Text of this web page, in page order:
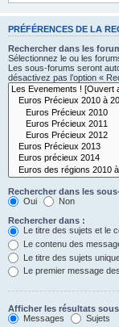
PRÉFÉRENCES DE LA
Rechercher dans les
Sélectionnez le ou les
Les sous-forums seront
désactivez pas l’option «
Rechercher dans les
Oui
Non
Rechercher dans :
Le titre des sujets et le
Le contenu des
Le titre des sujets
Le premier message
Afficher les résultats
Messages
Sujets